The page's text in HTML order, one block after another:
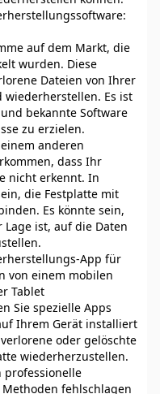
auf dem Markt, die
wurden. Diese
Dateien von Ihrer
wiederherstellen. Es ist
bekannte Software
zu erzielen.
anderen
dass Ihr
nicht erkennt. In
die Festplatte mit
Es könnte sein,
ist, auf die Daten
App für
von einem mobilen
Tablet
Sie spezielle Apps
Ihrem Gerät installiert
oder gelöschte
wiederherzustellen.
professionelle
fehlschlagen